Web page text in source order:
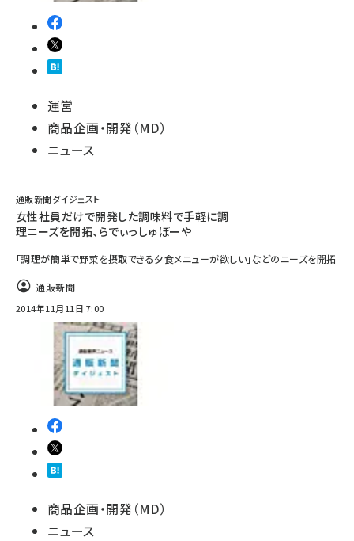
運営
商品企画・開発（MD）
ニュース
通販新聞ダイジェスト
女性社員だけで開発した調味料で手軽に調
理ニーズを開拓、らでぃっしゅぼーや
「調理が簡単で野菜を摂取できる夕食メニューが欲しい」などのニーズを開拓
通販新聞
2014年11月11日 7:00
商品企画・開発（MD）
ニュース